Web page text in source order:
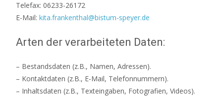
Telefax: 06233-26172
E-Mail: kita.frankenthal@bistum-speyer.de
Arten der verarbeiteten Daten:
– Bestandsdaten (z.B., Namen, Adressen).
– Kontaktdaten (z.B., E-Mail, Telefonnummern).
– Inhaltsdaten (z.B., Texteingaben, Fotografien, Videos).